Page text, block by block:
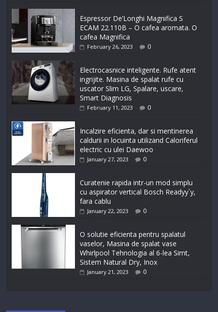
Espressor De’Longhi Magnifica S
ECAM 22.110B – O cafea aromata. O
cafea Magnifica
February 26, 2023 0
Electrocasnice inteligente. Rufe atent
ingrijite. Masina de spalat rufe cu
uscator Slim LG, Spalare, uscare,
Smart Diagnosis
February 11, 2023 0
Incalzire eficienta, dar si mentinerea
caldurii in locuinta utilizand Caloriferul
electric cu ulei Daewoo
January 27, 2023 0
Curatenie rapida intr-un mod simplu
cu aspirator vertical Bosch Readyy`y,
fara cablu
January 22, 2023 0
O solutie eficienta pentru spalatul
vaselor, Masina de spalat vase
Whirlpool Tehnologia al 6-lea Simt,
Sistem Natural Dry, Inox
January 21, 2023 0